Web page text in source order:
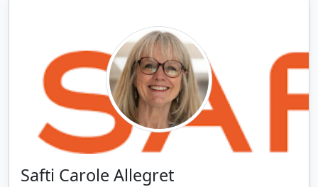
Safti Carole Allegret